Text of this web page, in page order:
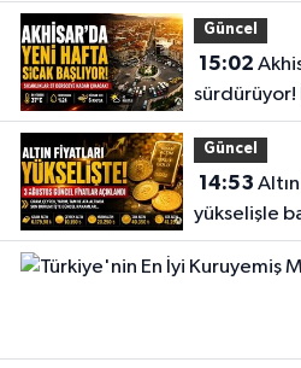
Güncel
15:02
sürdürüyor!
durumu
Güncel
14:53
yükselişle
güncel